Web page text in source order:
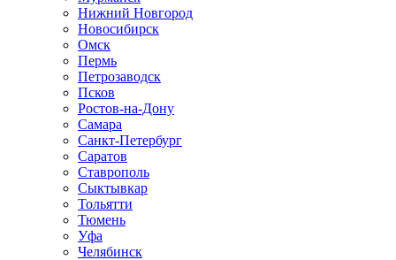
Нижний Новгород
Новосибирск
Омск
Пермь
Петрозаводск
Псков
Ростов-на-Дону
Самара
Санкт-Петербург
Саратов
Ставрополь
Сыктывкар
Тольятти
Тюмень
Уфа
Челябинск